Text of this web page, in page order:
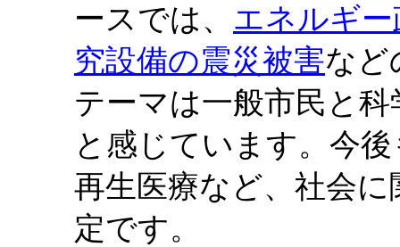
ースでは、 エネルギー
究設備の震災被害など
テーマは一般市民と
と感じています。今
再生医療など、社会
定です。